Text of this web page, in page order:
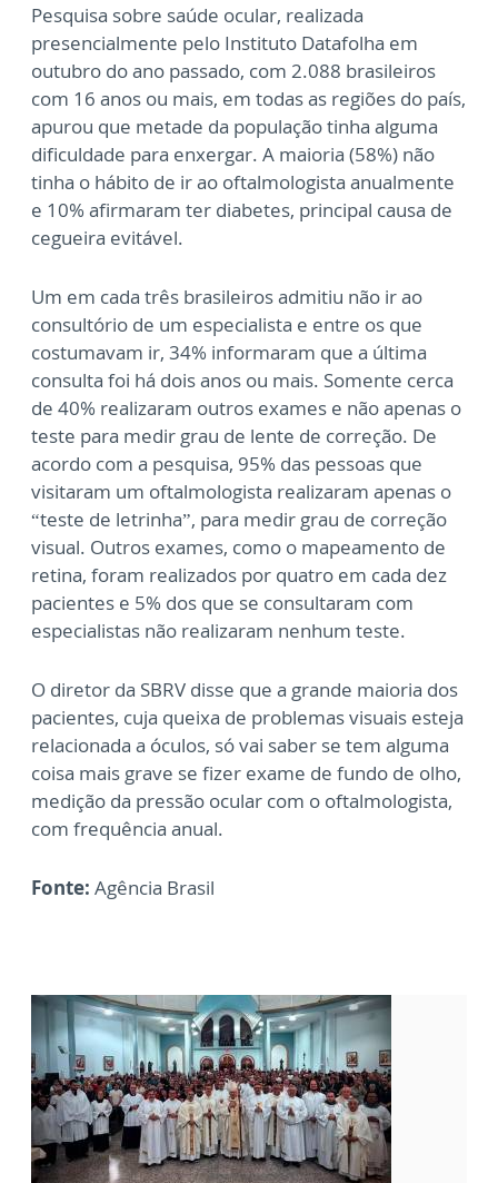
Pesquisa sobre saúde ocular, realizada
presencialmente pelo Instituto Datafolha em
outubro do ano passado, com 2.088 brasileiros
com 16 anos ou mais, em todas as regiões do país,
apurou que metade da população tinha alguma
dificuldade para enxergar. A maioria (58%) não
tinha o hábito de ir ao oftalmologista anualmente
e 10% afirmaram ter diabetes, principal causa de
cegueira evitável.
Um em cada três brasileiros admitiu não ir ao
consultório de um especialista e entre os que
costumavam ir, 34% informaram que a última
consulta foi há dois anos ou mais. Somente cerca
de 40% realizaram outros exames e não apenas o
teste para medir grau de lente de correção. De
acordo com a pesquisa, 95% das pessoas que
visitaram um oftalmologista realizaram apenas o
“teste de letrinha”, para medir grau de correção
visual. Outros exames, como o mapeamento de
retina, foram realizados por quatro em cada dez
pacientes e 5% dos que se consultaram com
especialistas não realizaram nenhum teste.
O diretor da SBRV disse que a grande maioria dos
pacientes, cuja queixa de problemas visuais esteja
relacionada a óculos, só vai saber se tem alguma
coisa mais grave se fizer exame de fundo de olho,
medição da pressão ocular com o oftalmologista,
com frequência anual.
Fonte: Agência Brasil